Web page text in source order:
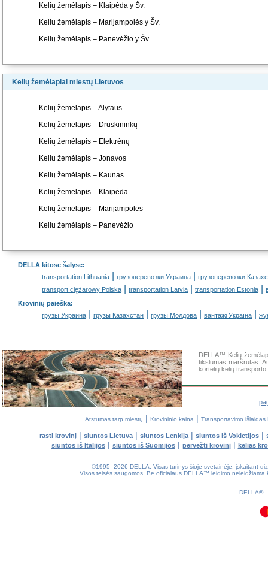
Kelių žemėlapis – Klaipėda y Šv.
Kelių žemėlapis – Marijampolės y Šv.
Kelių žemėlapis – Panevėžio y Šv.
Kelių žemėlapiai miestų Lietuvos
Kelių žemėlapis – Alytaus
Kelių žemėlapis – Druskininkų
Kelių žemėlapis – Elektrėnų
Kelių žemėlapis – Jonavos
Kelių žemėlapis – Kaunas
Kelių žemėlapis – Klaipėda
Kelių žemėlapis – Marijampolės
Kelių žemėlapis – Panevėžio
DELLA kitose šalyse:
transportation Lithuania
грузоперевозки Украина
грузоперевозки
transport ciężarowy Polska
transportation Latvia transportation Estonia
Krovinių paieška:
грузы Украина
грузы Казахстан грузы Молдова вантажі Україна
DELLA™ Kelių
tikslumas maršrutas.
kortelių kelių
Atstumas tarp miestų | Krovininio kaina | Transportavimo išlaidas
rasti krovinį | siuntos Lietuva | siuntos Lenkija | siuntos iš Vokietijos |
siuntos iš Italijos| siuntos iš Suomijos| pervežti krovinį| kelias
©1995–2026 DELLA. Visas turinys šioje svetainėje, įskaitant
Visos teisės saugomos. Be oficialaus DELLA™ leidimo neleidžiama
DELLA®